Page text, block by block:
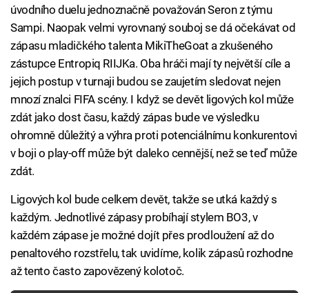
úvodního duelu jednoznačně považován Seron z týmu
Sampi. Naopak velmi vyrovnaný souboj se dá očekávat od
zápasu mladičkého talenta MikiTheGoat a zkušeného
zástupce Entropiq RIIJKa. Oba hráči mají ty největší cíle a
jejich postup v turnaji budou se zaujetím sledovat nejen
mnozí znalci FIFA scény. I když se devět ligových kol může
zdát jako dost času, každý zápas bude ve výsledku
ohromně důležitý a výhra proti potenciálnímu konkurentovi
v boji o play-off může být daleko cennější, než se teď může
zdát.
Ligových kol bude celkem devět, takže se utká každý s
každým. Jednotlivé zápasy probíhají stylem BO3, v
každém zápase je možné dojít přes prodloužení až do
penaltového rozstřelu, tak uvidíme, kolik zápasů rozhodne
až tento často zapovězený kolotoč.